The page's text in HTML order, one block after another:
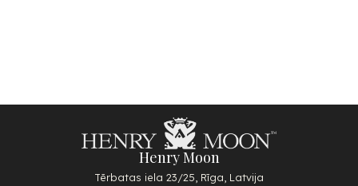
Henry Moon
Tērbatas iela 23/25, Rīga, Latvija